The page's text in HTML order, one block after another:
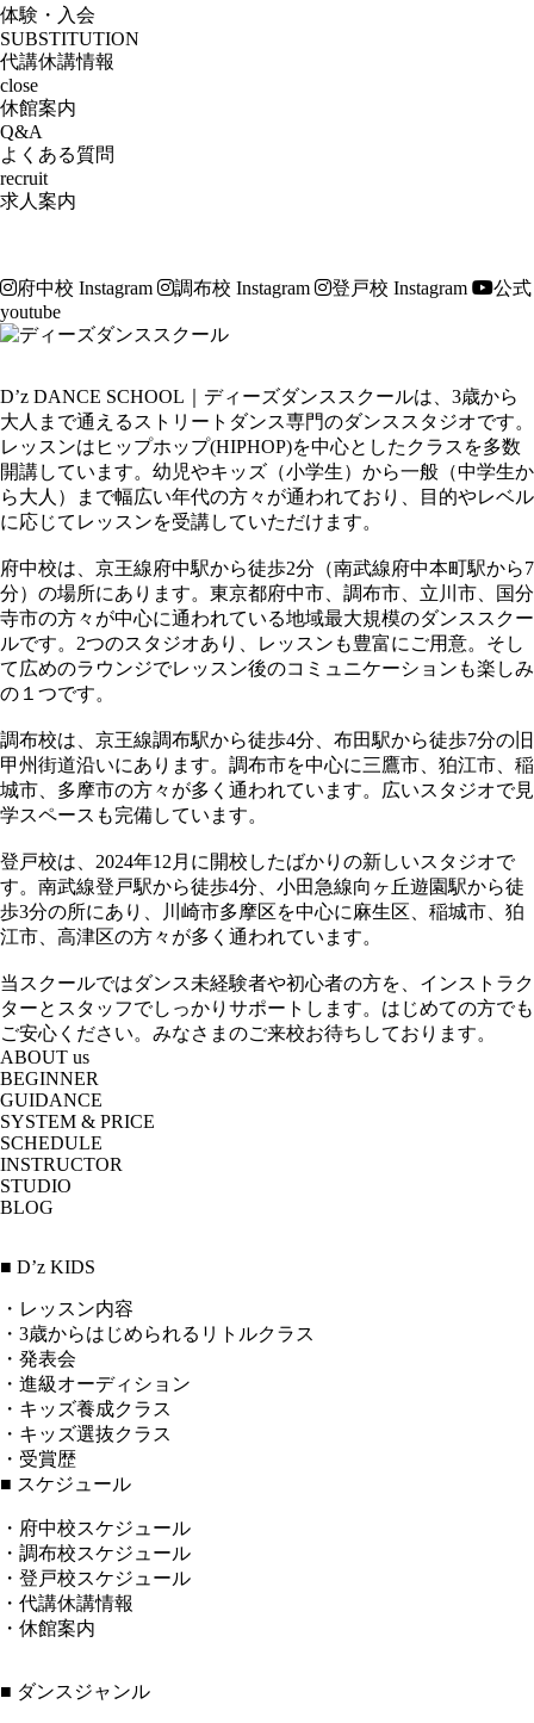
体験・入会
SUBSTITUTION
代講休講情報
close
休館案内
Q&A
よくある質問
recruit
求人案内
府中校 Instagram 調布校 Instagram 登戸校 Instagram
公式
youtube
D’z DANCE SCHOOL｜ディーズダンススクールは、3歳から
大人まで通えるストリートダンス専門のダンススタジオです。
レッスンはヒップホップ(HIPHOP)を中心としたクラスを多数
開講しています。幼児やキッズ（小学生）から一般（中学生か
ら大人）まで幅広い年代の方々が通われており、目的やレベル
に応じてレッスンを受講していただけます。
府中校は、京王線府中駅から徒歩2分（南武線府中本町駅から7
分）の場所にあります。東京都府中市、調布市、立川市、国分
寺市の方々が中心に通われている地域最大規模のダンススクー
ルです。2つのスタジオあり、レッスンも豊富にご用意。そし
て広めのラウンジでレッスン後のコミュニケーションも楽しみ
の１つです。
調布校は、京王線調布駅から徒歩4分、布田駅から徒歩7分の旧
甲州街道沿いにあります。調布市を中心に三鷹市、狛江市、稲
城市、多摩市の方々が多く通われています。広いスタジオで見
学スペースも完備しています。
登戸校は、2024年12月に開校したばかりの新しいスタジオで
す。南武線登戸駅から徒歩4分、小田急線向ヶ丘遊園駅から徒
歩3分の所にあり、川崎市多摩区を中心に麻生区、稲城市、狛
江市、高津区の方々が多く通われています。
当スクールではダンス未経験者や初心者の方を、インストラク
ターとスタッフでしっかりサポートします。はじめての方でも
ご安心ください。みなさまのご来校お待ちしております。
ABOUT us
BEGINNER
GUIDANCE
SYSTEM & PRICE
SCHEDULE
INSTRUCTOR
STUDIO
BLOG
■ D’z KIDS
・レッスン内容
・3歳からはじめられるリトルクラス
・発表会
・進級オーディション
・キッズ養成クラス
・キッズ選抜クラス
・受賞歴
■ スケジュール
・府中校スケジュール
・調布校スケジュール
・登戸校スケジュール
・代講休講情報
・休館案内
■ ダンスジャンル